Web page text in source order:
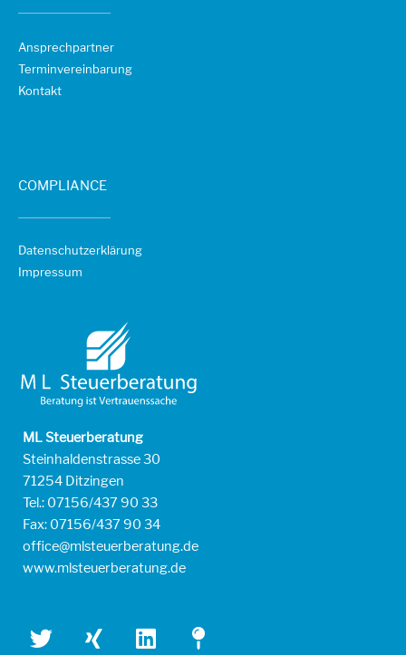
Ansprechpartner
Terminvereinbarung
Kontakt
COMPLIANCE
Datenschutzerklärung
Impressum
ML Steuerberatung
Steinhaldenstrasse 30
71254 Ditzingen
Tel.: 07156/437 90 33
Fax: 07156/437 90 34
office@mlsteuerberatung.de
www.mlsteuerberatung.de
T
w
X
i
L
i
M
a